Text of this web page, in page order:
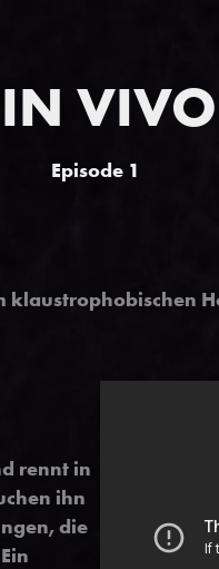
Episode 1
klaustrophobischen
rennt in
ihn
die